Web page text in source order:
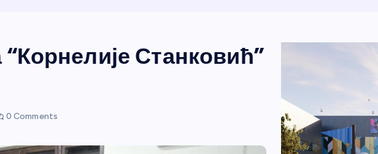
Станковић”
0 Comments